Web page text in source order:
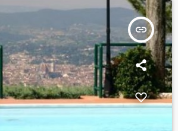
insert_link